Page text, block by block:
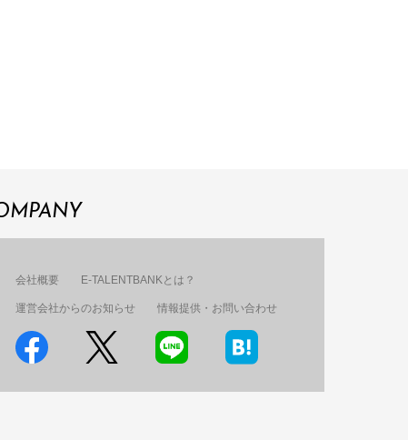
会社概要 E-TALENTBANKとは？
運営会社からのお知らせ 情報提供・お問い合わせ